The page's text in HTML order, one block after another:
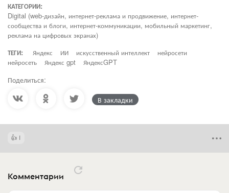
КАТЕГОРИИ:
Digital (web-дизайн, интернет-реклама и продвижение, интернет-
сообщества и блоги, интернет-коммуникации, мобильный маркетинг,
реклама на цифровых экранах)
ТЕГИ:
Яндекс ИИ искусственный интеллект
нейросети
нейросеть
Яндекс gpt ЯндексGPT
Поделиться:
В закладки
1
Комментарии